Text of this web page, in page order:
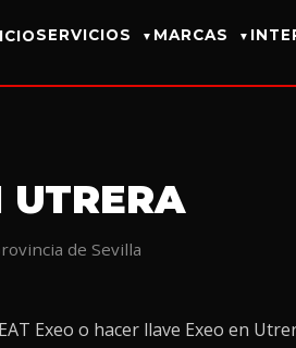
SERVICIOS ▼ MARCAS ▼
UTRERA
de Sevilla
Exeo o hacer llave Exeo en